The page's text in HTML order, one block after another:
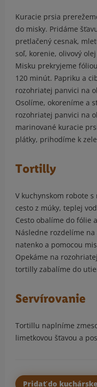
Kuracie prsia
do misky. Pridáme
pretlačený cesnak,
soľ, korenie, olivový
Misku prekryjeme
120 minút. Papriku a
rozohriatej panvici na
Osolíme, okoreníme a
rozohriatej panvici na
marinované kuracie
plátky, prihodíme k
Tortilly
V kuchynskom robote
cesto z múky, teplej
Cesto obalíme do fólie
Následne rozdelíme
natenko a pomocou
Opekáme na
tortilly zabalíme do
Servírovanie
Tortillu naplníme
limetkovou šťavou a
Pridať do